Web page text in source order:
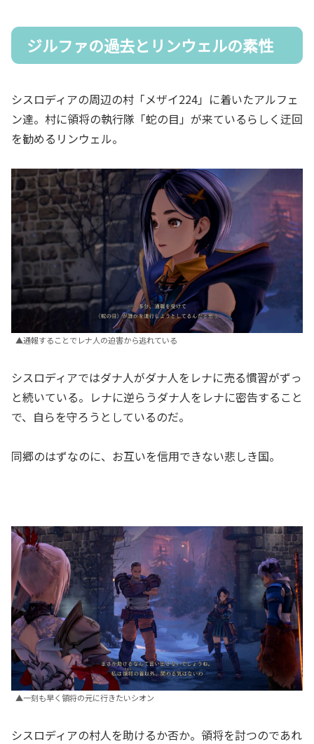
ジルファの過去とリンウェルの素性
シスロディアの周辺の村「メザイ224」に着いたアルフェ
ン達。村に領将の執行隊「蛇の目」が来ているらしく迂回
を勧めるリンウェル。
▲通報することでレナ人の迫害から逃れている
シスロディアではダナ人がダナ人をレナに売る慣習がずっ
と続いている。レナに逆らうダナ人をレナに密告すること
で、自らを守ろうとしているのだ。
同郷のはずなのに、お互いを信用できない悲しき国。
▲一刻も早く領将の元に行きたいシオン
シスロディアの村人を助けるか否か。領将を討つのであれ